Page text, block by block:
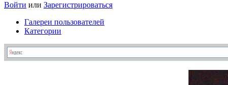
Войти или Зарегистрироваться
Галереи пользователей
Категории